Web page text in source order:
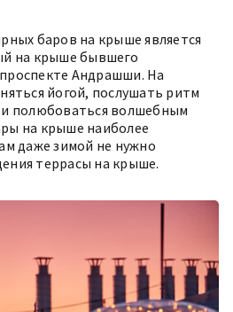
баров на крыше является
на крыше бывшего
Андрашши. На
йогой, послушать ритм
полюбоваться волшебным
на крыше наиболее
даже зимой не нужно
террасы на крыше.